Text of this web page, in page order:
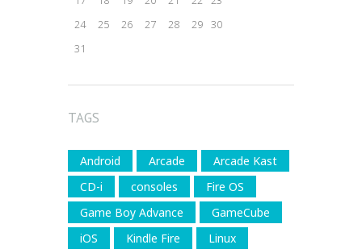
24
25 26 27 28 29 30
31
TAGS
Android Arcade
Arcade Kast
CD-i
consoles
Fire OS
Game Boy Advance
GameCube
iOS
Kindle Fire
Linux